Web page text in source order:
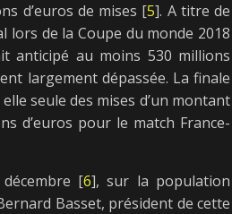
d’euros de mises [5]. A titre de
lors de la Coupe du monde 2018
anticipé au moins 530 millions
largement dépassée. La finale
seule des mises d’un montant
d’euros pour le match France-
[6], sur la population
Basset, président de cette